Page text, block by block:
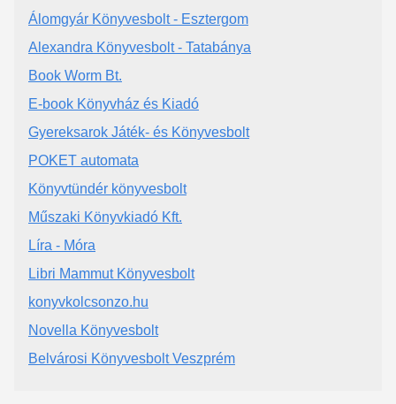
Álomgyár Könyvesbolt - Esztergom
Alexandra Könyvesbolt - Tatabánya
Book Worm Bt.
E-book Könyvház és Kiadó
Gyereksarok Játék- és Könyvesbolt
POKET automata
Könyvtündér könyvesbolt
Műszaki Könyvkiadó Kft.
Líra - Móra
Libri Mammut Könyvesbolt
konyvkolcsonzo.hu
Novella Könyvesbolt
Belvárosi Könyvesbolt Veszprém